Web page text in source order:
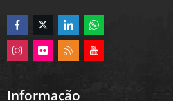
Informação